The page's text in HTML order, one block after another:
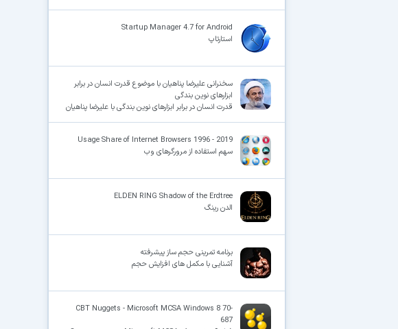
Startup Manager 4.7 for Android
استارتاپ
سخنرانی علیرضا پناهیان با موضوع قدرت انسان در برابر
ابزارهای نوین بندگی
قدرت انسان در برابر ابزارهای نوین بندگی با علیرضا پناهیان
Usage Share of Internet Browsers 1996 - 2019
سهم استفاده از مرورگرهای وب
ELDEN RING Shadow of the Erdtree
الدن رینگ
برنامه تمرینی حجم ساز پیشرفته
آشنایی با مکمل های افزایش حجم
CBT Nuggets - Microsoft MCSA Windows 8 70-
687